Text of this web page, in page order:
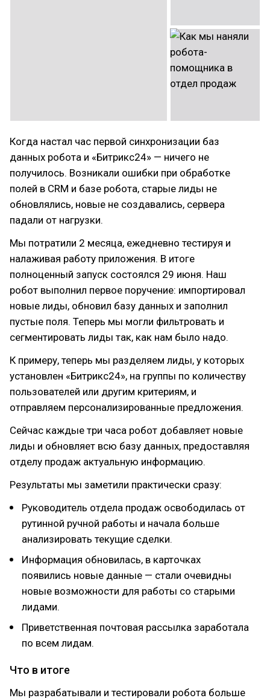
Когда настал час первой синхронизации баз
данных робота и «Битрикс24» — ничего не
получилось. Возникали ошибки при обработке
полей в CRM и базе робота, старые лиды не
обновлялись, новые не создавались, сервера
падали от нагрузки.
Мы потратили 2 месяца, ежедневно тестируя и
налаживая работу приложения. В итоге
полноценный запуск состоялся 29 июня. Наш
робот выполнил первое поручение: импортировал
новые лиды, обновил базу данных и заполнил
пустые поля. Теперь мы могли фильтровать и
сегментировать лиды так, как нам было надо.
К примеру, теперь мы разделяем лиды, у которых
установлен «Битрикс24», на группы по количеству
пользователей или другим критериям, и
отправляем персонализированные предложения.
Сейчас каждые три часа робот добавляет новые
лиды и обновляет всю базу данных, предоставляя
отделу продаж актуальную информацию.
Результаты мы заметили практически сразу:
Руководитель отдела продаж освободилась от
рутинной ручной работы и начала больше
анализировать текущие сделки.
Информация обновилась, в карточках
появились новые данные — стали очевидны
новые возможности для работы со старыми
лидами.
Приветственная почтовая рассылка заработала
по всем лидам.
Что в итоге
Мы разрабатывали и тестировали робота больше